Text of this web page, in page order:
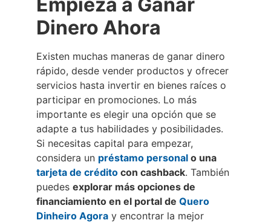
Dinero Ahora
Existen muchas maneras de ganar dinero
rápido, desde vender productos y ofrecer
servicios hasta invertir en bienes raíces o
participar en promociones. Lo más
importante es elegir una opción que se
adapte a tus habilidades y posibilidades.
Si necesitas capital para empezar,
considera un préstamo personal o una
tarjeta de crédito con cashback. También
puedes explorar más opciones de
financiamiento en el portal de Quero
Dinheiro Agora y encontrar la mejor